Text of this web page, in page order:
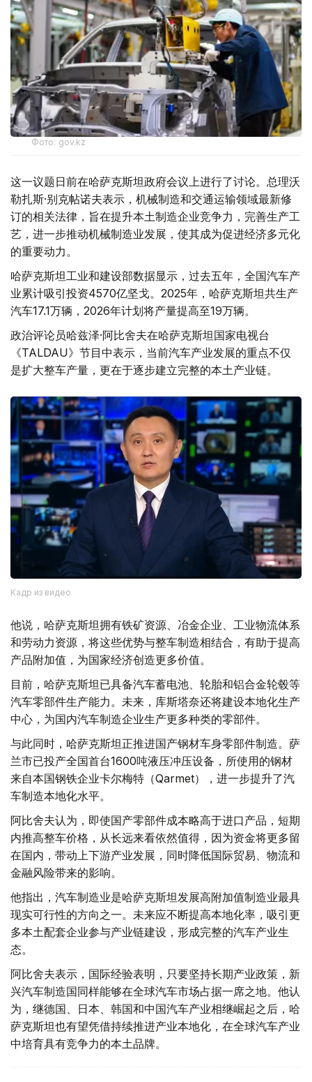
Фото: gov.kz
这一议题日前在哈萨克斯坦政府会议上进行了讨论。总理沃
勒扎斯·别克帖诺夫表示，机械制造和交通运输领域最新修
订的相关法律，旨在提升本土制造企业竞争力，完善生产工
艺，进一步推动机械制造业发展，使其成为促进经济多元化
的重要动力。
哈萨克斯坦工业和建设部数据显示，过去五年，全国汽车产
业累计吸引投资4570亿坚戈。2025年，哈萨克斯坦共生产
汽车17.1万辆，2026年计划将产量提高至19万辆。
政治评论员哈兹泽·阿比舍夫在哈萨克斯坦国家电视台
《TALDAU》节目中表示，当前汽车产业发展的重点不仅
是扩大整车产量，更在于逐步建立完整的本土产业链。
Кадр из видео
他说，哈萨克斯坦拥有铁矿资源、冶金企业、工业物流体系
和劳动力资源，将这些优势与整车制造相结合，有助于提高
产品附加值，为国家经济创造更多价值。
目前，哈萨克斯坦已具备汽车蓄电池、轮胎和铝合金轮毂等
汽车零部件生产能力。未来，库斯塔奈还将建设本地化生产
中心，为国内汽车制造企业生产更多种类的零部件。
与此同时，哈萨克斯坦正推进国产钢材车身零部件制造。萨
兰市已投产全国首台1600吨液压冲压设备，所使用的钢材
来自本国钢铁企业卡尔梅特（Qarmet），进一步提升了汽
车制造本地化水平。
阿比舍夫认为，即使国产零部件成本略高于进口产品，短期
内推高整车价格，从长远来看依然值得，因为资金将更多留
在国内，带动上下游产业发展，同时降低国际贸易、物流和
金融风险带来的影响。
他指出，汽车制造业是哈萨克斯坦发展高附加值制造业最具
现实可行性的方向之一。未来应不断提高本地化率，吸引更
多本土配套企业参与产业链建设，形成完整的汽车产业生
态。
阿比舍夫表示，国际经验表明，只要坚持长期产业政策，新
兴汽车制造国同样能够在全球汽车市场占据一席之地。他认
为，继德国、日本、韩国和中国汽车产业相继崛起之后，哈
萨克斯坦也有望凭借持续推进产业本地化，在全球汽车产业
中培育具有竞争力的本土品牌。